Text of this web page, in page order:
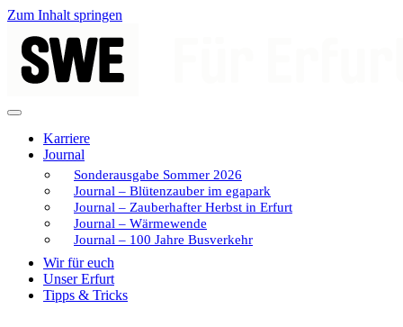
Zum Inhalt springen
Karriere
Journal
Sonderausgabe Sommer 2026
Journal – Blütenzauber im egapark
Journal – Zauberhafter Herbst in Erfurt
Journal – Wärmewende
Journal – 100 Jahre Busverkehr
Wir für euch
Unser Erfurt
Tipps & Tricks